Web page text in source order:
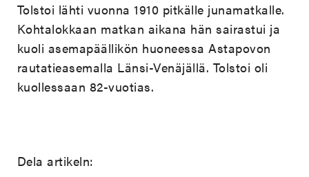
Tolstoi lähti vuonna 1910 pitkälle junamatkalle.
Kohtalokkaan matkan aikana hän sairastui ja
kuoli asemapäällikön huoneessa Astapovon
rautatieasemalla Länsi-Venäjällä. Tolstoi oli
kuollessaan 82-vuotias.
Dela artikeln: